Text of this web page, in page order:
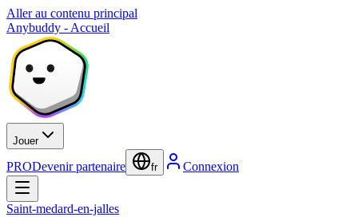
Aller au contenu principal
Anybuddy - Accueil
Jouer
PRODevenir partenaire fr Connexion
Saint-medard-en-jalles